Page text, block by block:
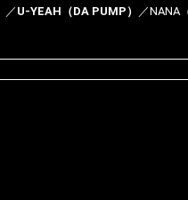
／ U-YEAH（DA PUMP）
／NANA